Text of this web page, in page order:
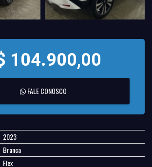
104.900,00
FALE CONOSCO
2023
Branca
Flex